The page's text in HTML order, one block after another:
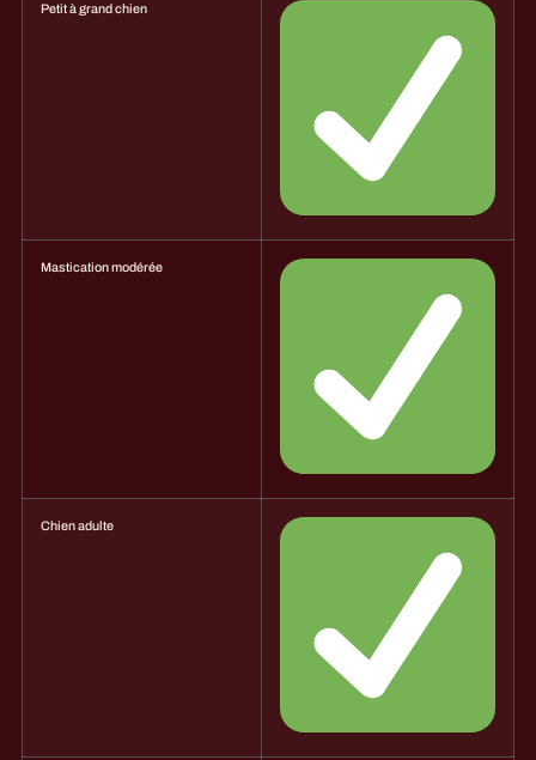
Petit à grand chien
Mastication modérée
Chien adulte